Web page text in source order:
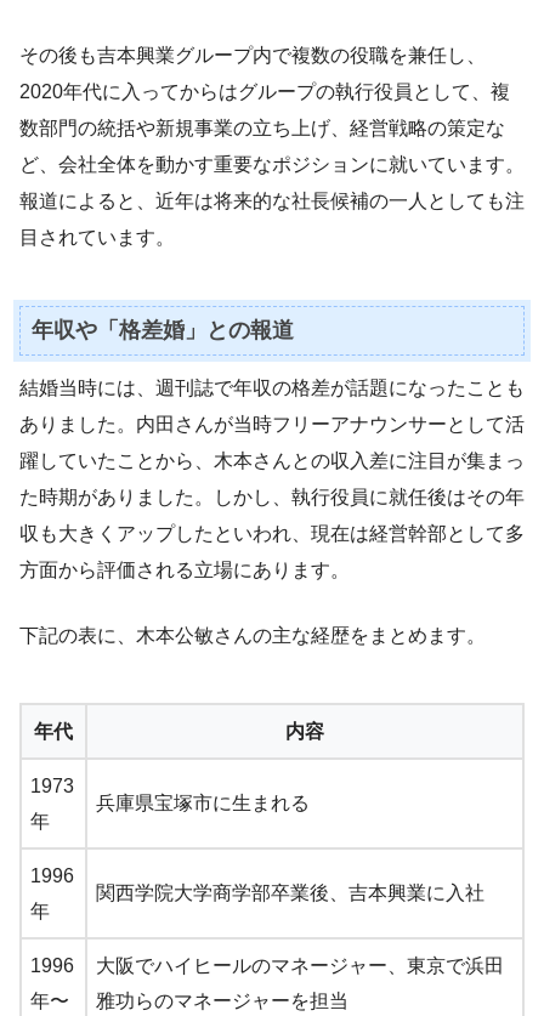
その後も吉本興業グループ内で複数の役職を兼任し、
2020年代に入ってからはグループの執行役員として、複
数部門の統括や新規事業の立ち上げ、経営戦略の策定な
ど、会社全体を動かす重要なポジションに就いています。
報道によると、近年は将来的な社長候補の一人としても注
目されています。
年収や「格差婚」との報道
結婚当時には、週刊誌で年収の格差が話題になったことも
ありました。内田さんが当時フリーアナウンサーとして活
躍していたことから、木本さんとの収入差に注目が集まっ
た時期がありました。しかし、執行役員に就任後はその年
収も大きくアップしたといわれ、現在は経営幹部として多
方面から評価される立場にあります。
下記の表に、木本公敏さんの主な経歴をまとめます。
年代 内容
1973
年
兵庫県宝塚市に生まれる
1996
年
関西学院大学商学部卒業後、吉本興業に入社
1996
年〜
大阪でハイヒールのマネージャー、東京で浜田
雅功らのマネージャーを担当